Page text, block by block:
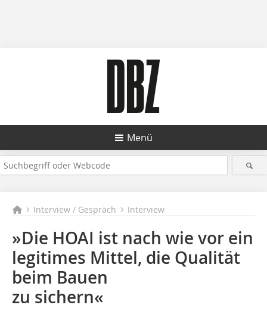
Menü
Interview / Gespräch Interview
»Die HOAI ist nach wie vor ein
legitimes Mittel, die Qualität
beim Bauen
zu sichern«